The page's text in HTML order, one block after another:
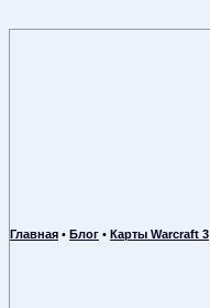
Главная • Блог • Карты Warcraft 3